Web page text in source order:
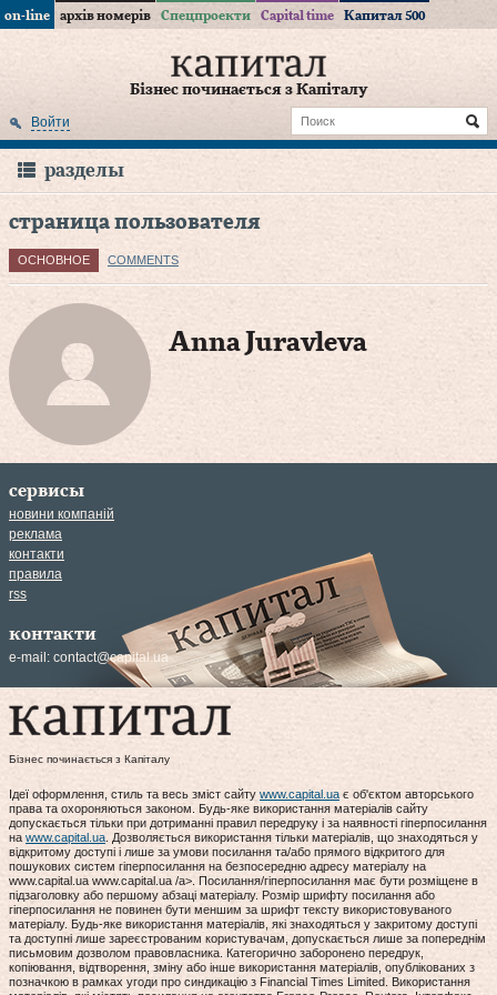
on-line архів номерів Спецпроекти Capital time Капитал 500
Бізнес починається з Капіталу
Войти
разделы
страница пользователя
ОСНОВНОЕ COMMENTS
Anna Juravleva
сервисы
новини компаній
реклама
контакти
правила
rss
контакти
e-mail: contact@capital.ua
Бізнес починається з Капіталу
Ідеї оформлення, стиль та весь зміст сайту www.capital.ua є об'єктом авторського
права та охороняються законом. Будь-яке використання матеріалів сайту
допускається тільки при дотриманні правил передруку і за наявності гіперпосилання
на www.capital.ua . Дозволяється використання тільки матеріалів, що знаходяться у
відкритому доступі і лише за умови посилання та/або прямого відкритого для
пошукових систем гіперпосилання на безпосередню адресу матеріалу на
www.capital.ua www.capital.ua /a>. Посилання/гіперпосилання має бути розміщене в
підзаголовку або першому абзаці матеріалу. Розмір шрифту посилання або
гіперпосилання не повинен бути меншим за шрифт тексту використовуваного
матеріалу. Будь-яке використання матеріалів, які знаходяться у закритому доступі
та доступні лише зареєстрованим користувачам, допускається лише за попереднім
письмовим дозволом правовласника. Категорично заборонено передрук,
копіювання, відтворення, зміну або інше використання матеріалів, опублікованих з
позначкою в рамках угоди про синдикацію з Financial Times Limited. Використання